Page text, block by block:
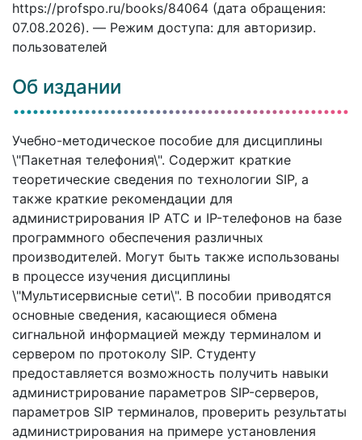
https://profspo.ru/books/84064 (дата обращения:
07.08.2026). — Режим доступа: для авторизир.
пользователей
Об издании
Учебно-методическое пособие для дисциплины
\"Пакетная телефония\". Содержит краткие
теоретические сведения по технологии SIP, а
также краткие рекомендации для
администрирования IP ATC и IP-телефонов на базе
программного обеспечения различных
производителей. Могут быть также использованы
в процессе изучения дисциплины
\"Мультисервисные сети\". В пособии приводятся
основные сведения, касающиеся обмена
сигнальной информацией между терминалом и
сервером по протоколу SIP. Студенту
предоставляется возможность получить навыки
администрирование параметров SIP-серверов,
параметров SIP терминалов, проверить результаты
администрирования на примере установления